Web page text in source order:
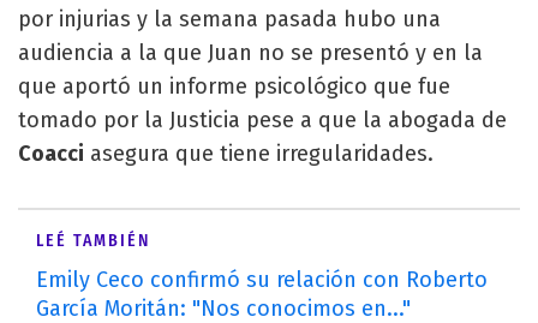
por injurias y la semana pasada hubo una
audiencia a la que Juan no se presentó y en la
que aportó un informe psicológico que fue
tomado por la Justicia pese a que la abogada de
Coacci asegura que tiene irregularidades.
LEÉ TAMBIÉN
Emily Ceco confirmó su relación con Roberto
García Moritán: "Nos conocimos en..."